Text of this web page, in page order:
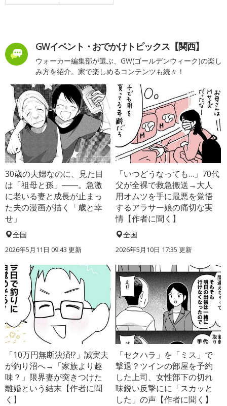
GWイベント・おでかけトピックス【関西】
ウォーカー編集部が選ぶ、GW(ゴールデンウィーク)の楽し
み方を紹介。家で楽しめるコンテンツも続々！
30歳の夫婦なのに、見た目
は「祖母と孫」――。急激
に老いる妻と成長が止まっ
た夫の漫画が描く「歳と幸
せ」
全国
2026年5月11日 09:43 更新
「いつどうなっても…」70代
父が全裸で救急搬送→大人
用オムツを手に最悪を覚悟
するアラサー娘の痛切な実
情【作者に聞く】
全国
2026年5月10日 17:35 更新
「10万円無断決済!?」誠実夫
が釣り沼へ→「家族より趣
味？」限界妻が突きつけた
離婚という結末【作者に聞
く】
「セクハラ」を「ミス」で
撃退？ツインの部屋を予約
した上司、女性部下の切れ
味鋭い反撃にに「スカッと
した」の声【作者に聞く】